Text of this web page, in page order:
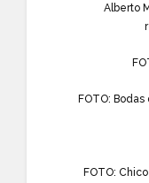
Alberto
FOTO:
FOTO: